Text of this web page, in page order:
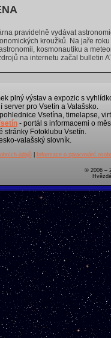
pravidelně vydávat
kroužků. Na jaře
kosmonautiku a
na internetu začal bulletin
plný výstav a expozic s
server pro Vsetín a Valašsko.
Vsetína, timelapse,
- portál s informacemi o
stránky Fotoklubu Vsetín.
valašský slovník.
údajů| Informace o zpracování
© 2006 –